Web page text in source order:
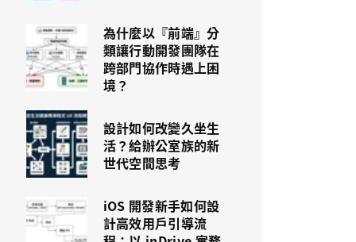
為什麼以『前端』分
類讓行動開發團隊在
跨部門協作時遇上困
境？
設計如何改變久坐生
活？給辦公室族的新
世代空間思考
iOS 開發新手如何設
計高效用戶引導流